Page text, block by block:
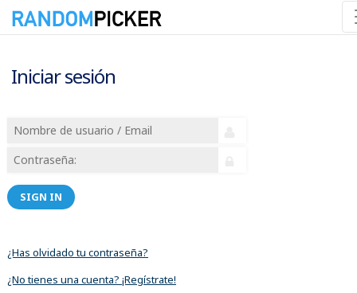
Iniciar sesión
SIGN IN
¿Has olvidado tu contraseña?
¿No tienes una cuenta? ¡Regístrate!